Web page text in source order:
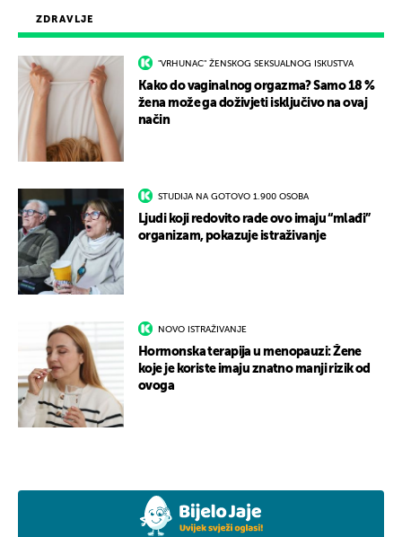
ZDRAVLJE
"VRHUNAC" ŽENSKOG SEKSUALNOG ISKUSTVA
Kako do vaginalnog orgazma? Samo 18 %
žena može ga doživjeti isključivo na ovaj
način
STUDIJA NA GOTOVO 1.900 OSOBA
Ljudi koji redovito rade ovo imaju “mlađi”
organizam, pokazuje istraživanje
NOVO ISTRAŽIVANJE
Hormonska terapija u menopauzi: Žene
koje je koriste imaju znatno manji rizik od
ovoga